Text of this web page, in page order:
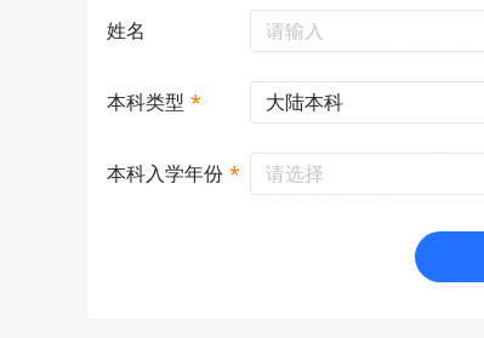
姓名
本科类型 * 大陆本科
本科入学年份 * 请选择